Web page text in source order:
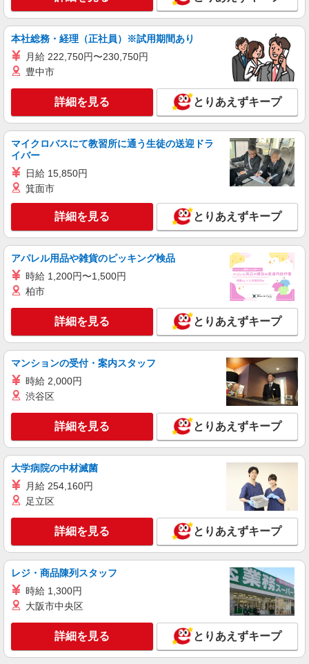
本社総務・経理（正社員）※試用期間あり
月給 222,750円〜230,750円
豊中市
詳細を見る とりあえずキープ
マイクロバスにて教習所に通う生徒の送迎ドラ
イバー
日給 15,850円
箕面市
詳細を見る とりあえずキープ
アパレル用品や雑貨のピッキング検品
時給 1,200円〜1,500円
柏市
詳細を見る とりあえずキープ
マンションの受付・案内スタッフ
時給 2,000円
渋谷区
詳細を見る とりあえずキープ
大学病院の中材滅菌
月給 254,160円
足立区
詳細を見る とりあえずキープ
レジ・商品陳列スタッフ
時給 1,300円
大阪市中央区
詳細を見る とりあえずキープ